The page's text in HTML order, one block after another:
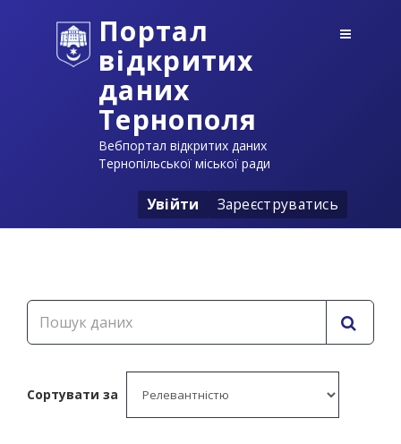
Портал
відкритих
даних
Тернополя
Вебпортал відкритих даних
Тернопільської міської ради
Увійти Зареєструватись
Сортувати за